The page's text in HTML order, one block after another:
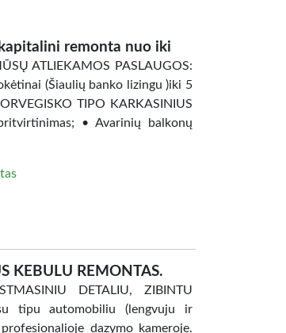
remonta nuo iki
ATLIEKAMOS PASLAUGOS:
(Šiaulių banko lizingu )iki 5
TIPO KARKASINIUS
• Avarinių balkonų
KEBULU REMONTAS.
DETALIU, ZIBINTU
tipu automobiliu (lengvuju ir
dazymo kameroje.